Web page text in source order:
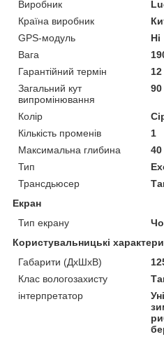
Виробник
Країна виробник
GPS-модуль
Ні
Вага
Гарантійний термін
12
Загальний кут
випромінювання
90
Колір
Кількість променів
1
Максимальна глибина
Тип
Трансдьюсер
Екран
Тип екрану
Користувальницькі
Габарити (ДхШхВ)
Клас вологозахисту
інтерпретатор